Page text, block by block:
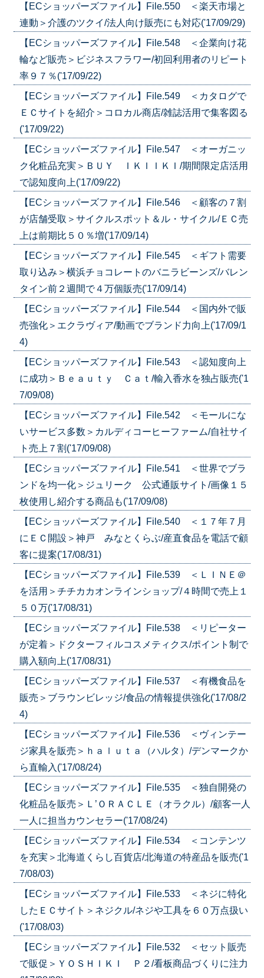
【ECショッパーズファイル】File.550 ＜楽天市場と
連動＞介護のツクイ/法人向け販売にも対応('17/09/29)
【ECショッパーズファイル】File.548 ＜企業向け花
輪など販売＞ビジネスフラワー/初回利用者のリピート
率９７％('17/09/22)
【ECショッパーズファイル】File.549 ＜カタログで
ＥＣサイトを紹介＞コロカル商店/雑誌活用で集客図る
('17/09/22)
【ECショッパーズファイル】File.547 ＜オーガニッ
ク化粧品充実＞ＢＵＹ ＩＫＩＩＫＩ/期間限定店活用
で認知度向上('17/09/22)
【ECショッパーズファイル】File.546 ＜顧客の７割
が店舗受取＞サイクルスポット＆ル・サイクル/ＥＣ売
上は前期比５０％増('17/09/14)
【ECショッパーズファイル】File.545 ＜ギフト需要
取り込み＞横浜チョコレートのバニラビーンズ/バレン
タイン前２週間で４万個販売('17/09/14)
【ECショッパーズファイル】File.544 ＜国内外で販
売強化＞エクラヴィア/動画でブランド力向上('17/09/1
4)
【ECショッパーズファイル】File.543 ＜認知度向上
に成功＞Ｂｅａｕｔｙ Ｃａｔ/輸入香水を独占販売('1
7/09/08)
【ECショッパーズファイル】File.542 ＜モールにな
いサービス多数＞カルディコーヒーファーム/自社サイ
ト売上７割('17/09/08)
【ECショッパーズファイル】File.541 ＜世界でブラ
ンドを均一化＞ジュリーク 公式通販サイト/画像１５
枚使用し紹介する商品も('17/09/08)
【ECショッパーズファイル】File.540 ＜１７年７月
にＥＣ開設＞神戸 みなとくらぶ/産直食品を電話で顧
客に提案('17/08/31)
【ECショッパーズファイル】File.539 ＜ＬＩＮＥ＠
を活用＞チチカカオンラインショップ/４時間で売上１
５０万('17/08/31)
【ECショッパーズファイル】File.538 ＜リピーター
が定着＞ドクターフィルコスメティクス/ポイント制で
購入額向上('17/08/31)
【ECショッパーズファイル】File.537 ＜有機食品を
販売＞ブラウンビレッジ/食品の情報提供強化('17/08/2
4)
【ECショッパーズファイル】File.536 ＜ヴィンテー
ジ家具を販売＞ｈａｌｕｔａ（ハルタ）/デンマークか
ら直輸入('17/08/24)
【ECショッパーズファイル】File.535 ＜独自開発の
化粧品を販売＞Ｌ’ＯＲＡＣＬＥ（オラクル）/顧客一人
一人に担当カウンセラー('17/08/24)
【ECショッパーズファイル】File.534 ＜コンテンツ
を充実＞北海道くらし百貨店/北海道の特産品を販売('1
7/08/03)
【ECショッパーズファイル】File.533 ＜ネジに特化
したＥＣサイト＞ネジクル/ネジや工具を６０万点扱い
('17/08/03)
【ECショッパーズファイル】File.532 ＜セット販売
で販促＞ＹＯＳＨＩＫＩ Ｐ２/看板商品づくりに注力